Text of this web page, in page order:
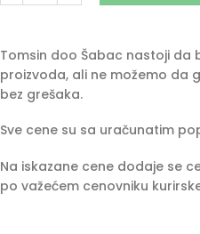
Tomsin doo Šabac nastoji da
proizvoda, ali ne možemo da
bez grešaka.
Sve cene su sa uračunatim
Na iskazane cene dodaje se
po važećem cenovniku